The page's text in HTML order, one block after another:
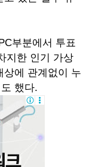
부분에서 투표
지한 인기 가상
상에 관계없이 누
했다.